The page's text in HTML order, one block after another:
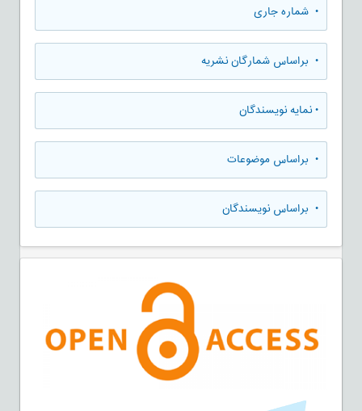
• شماره جاری
• براساس شمارگان نشریه
•نمایه نویسندگان
• براساس موضوعات
• براساس نویسندگان